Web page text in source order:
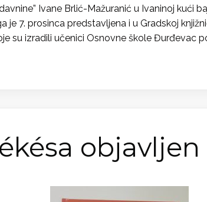
Ivane Brlić-Mažuranić u Ivaninoj kući
je 7. prosinca predstavljena i u Gradskoj
su izradili učenici Osnovne škole Đurđevac